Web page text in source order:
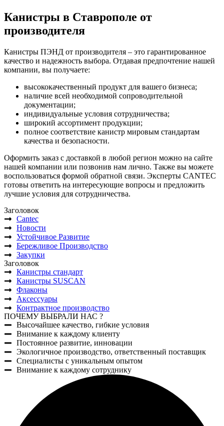
Канистры в Ставрополе от
производителя
Канистры ПЭНД от производителя – это гарантированное
качество и надежность выбора. Отдавая предпочтение нашей
компании, вы получаете:
высококачественный продукт для вашего бизнеса;
наличие всей необходимой сопроводительной
документации;
индивидуальные условия сотрудничества;
широкий ассортимент продукции;
полное соответствие канистр мировым стандартам
качества и безопасности.
Оформить заказ с доставкой в любой регион можно на сайте
нашей компании или позвонив нам лично. Также вы можете
воспользоваться формой обратной связи. Эксперты CANTEC
готовы ответить на интересующие вопросы и предложить
лучшие условия для сотрудничества.
Заголовок
Cantec
Новости
Устойчивое Развитие
Бережливое Производство
Закупки
Заголовок
Канистры стандарт
Канистры SUSCAN
Флаконы
Аксессуары
Контрактное производство
ПОЧЕМУ ВЫБРАЛИ НАС ?
Высочайшее качество, гибкие условия
Внимание к каждому клиенту
Постоянное развитие, инновации
Экологичное производство, ответственный поставщик
Специалисты с уникальным опытом
Внимание к каждому сотруднику